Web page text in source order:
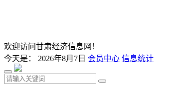
欢迎访问甘肃经济信息网！
今天是： 2026年8月7日 会员中心 信息统计